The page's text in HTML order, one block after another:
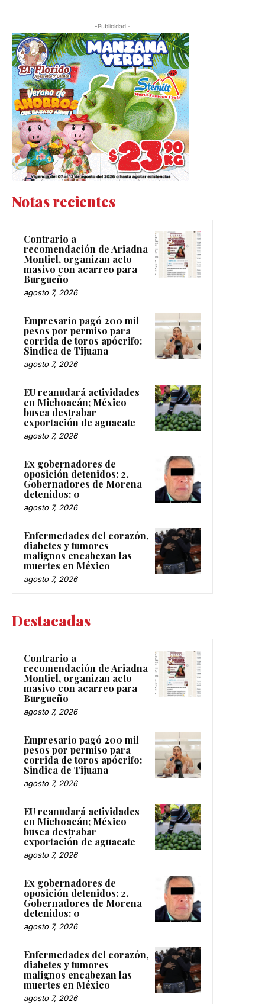
-Publicidad -
Notas recientes
Contrario a
recomendación de Ariadna
Montiel, organizan acto
masivo con acarreo para
Burgueño
agosto 7, 2026
Empresario pagó 200 mil
pesos por permiso para
corrida de toros apócrifo:
Sindica de Tijuana
agosto 7, 2026
EU reanudará actividades
en Michoacán; México
busca destrabar
exportación de aguacate
agosto 7, 2026
Ex gobernadores de
oposición detenidos: 2.
Gobernadores de Morena
detenidos: 0
agosto 7, 2026
Enfermedades del corazón,
diabetes y tumores
malignos encabezan las
muertes en México
agosto 7, 2026
Destacadas
Contrario a
recomendación de Ariadna
Montiel, organizan acto
masivo con acarreo para
Burgueño
agosto 7, 2026
Empresario pagó 200 mil
pesos por permiso para
corrida de toros apócrifo:
Sindica de Tijuana
agosto 7, 2026
EU reanudará actividades
en Michoacán; México
busca destrabar
exportación de aguacate
agosto 7, 2026
Ex gobernadores de
oposición detenidos: 2.
Gobernadores de Morena
detenidos: 0
agosto 7, 2026
Enfermedades del corazón,
diabetes y tumores
malignos encabezan las
muertes en México
agosto 7, 2026